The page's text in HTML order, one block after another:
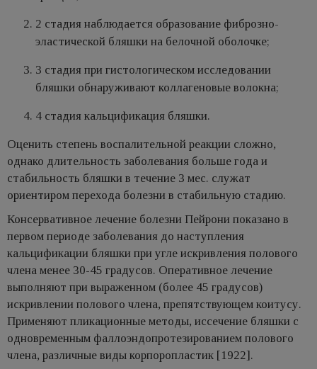
2 стадия наблюдается образование фиброзно-
эластической бляшки на белочной оболочке;
3 стадия при гистологическом исследовании
бляшки обнаруживают коллагеновые волокна;
4 стадия кальцификация бляшки.
Оценить степень воспалительной реакции сложно,
однако длительность заболевания больше года и
стабильность бляшки в течение 3 мес. служат
ориентиром перехода болезни в стабильную стадию.
Консервативное лечение болезни Пейрони показано в
первом периоде заболевания до наступления
кальцификации бляшки при угле искривления полового
члена менее 30-45 градусов. Оперативное лечение
выполняют при выраженном (более 45 градусов)
искривлении полового члена, препятствующем коитусу.
Применяют пликационные методы, иссечение бляшки с
одновременным фаллоэндопротезированием полового
члена, различные виды корпоропластик [1922].